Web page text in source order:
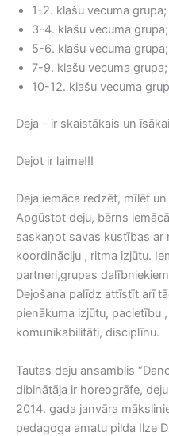
1-2. klašu vecuma grupa;
3-4. klašu vecuma grupa;
5-6. klašu vecuma grupa;
7-9. klašu vecuma grupa;
10-12. klašu vecuma
Deja – ir skaistākais un
Dejot ir laime!!!
Deja iemāca redzēt, mīlēt
Apgūstot deju, bērns
saskaņot savas kustības ar
koordināciju , ritma izjūtu.
partneri,grupas
Dejošana palīdz attīstīt arī
pienākuma izjūtu, pacietību
komunikabilitāti, disciplīnu.
Tautas deju ansamblis
dibinātāja ir horeogrāfe,
2014. gada janvāra
pedagoga amatu pilda Ilze